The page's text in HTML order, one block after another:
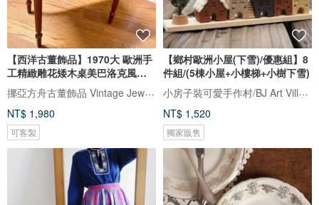
【西洋古董飾品】1970大 歐洲手
工精緻雕花矮木桌美巴洛克風木
桌
挪亞方舟古董飾品 Vintage Jewelry
NT$ 1,980
可客製
【鄉村歐洲小屋(下雪)/優惠組】8
件組/(5棟小屋+小樓梯+小樹下雪)
小房子裝可愛手作村/BJ Art Village
NT$ 1,520
獨家販售